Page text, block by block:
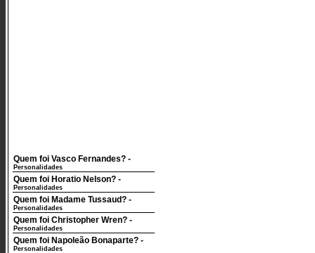
Quem foi Vasco Fernandes? -
Personalidades
Quem foi Horatio Nelson? -
Personalidades
Quem foi Madame Tussaud? -
Personalidades
Quem foi Christopher Wren? -
Personalidades
Quem foi Napoleão Bonaparte? -
Personalidades